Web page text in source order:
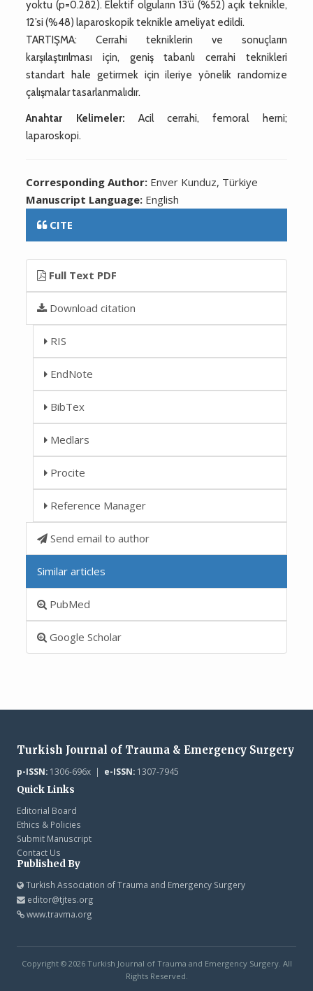
yoktu (p=0.282). Elektif olguların 13’ü (%52) açık teknikle,
12’si (%48) laparoskopik teknikle ameliyat edildi.
TARTIŞMA: Cerrahi tekniklerin ve sonuçların
karşılaştırılması için, geniş tabanlı cerrahi teknikleri
standart hale getirmek için ileriye yönelik randomize
çalışmalar tasarlanmalıdır.
Anahtar Kelimeler: Acil cerrahi, femoral herni;
laparoskopi.
Corresponding Author: Enver Kunduz, Türkiye
Manuscript Language: English
CITE
Full Text PDF
Download citation
RIS
EndNote
BibTex
Medlars
Procite
Reference Manager
Send email to author
Similar articles
PubMed
Google Scholar
Turkish Journal of Trauma & Emergency Surgery
p-ISSN:1306-696x | e-ISSN:1307-7945
Quick Links
Editorial Board
Ethics & Policies
Submit Manuscript
Contact Us
Published By
Turkish Association of Trauma and Emergency Surgery
editor@tjtes.org
www.travma.org
Copyright © 2026 Turkish Journal of Trauma and Emergency Surgery. All
Rights Reserved.